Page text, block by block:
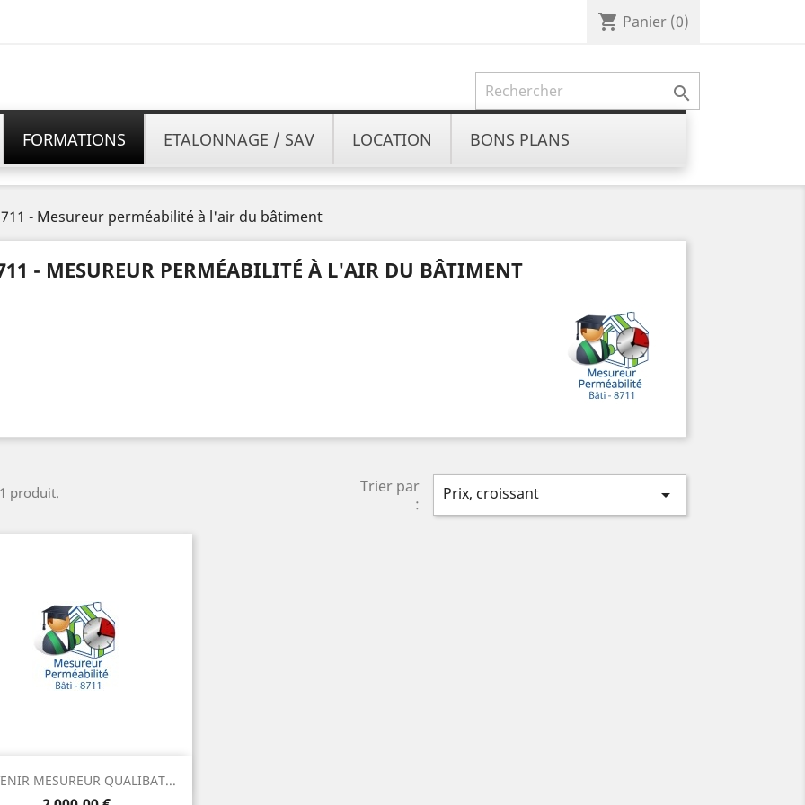
shopping_cart Panier (0)

FORMATIONS ETALONNAGE / SAV LOCATION BONS PLANS
- Mesureur perméabilité à l'air du bâtiment
- MESUREUR PERMÉABILITÉ À L'AIR DU BÂTIMENT
produit.
Trier par
:
Prix, croissant 
MESUREUR QUALIBAT...
Aperçu rapide